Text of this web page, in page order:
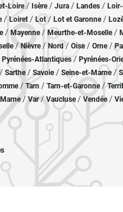
Loire/ Isère/ Jura / Landes /
/ Loiret / Lot/ Lot et Garonne/
/ Mayenne/ Meurthe-et-Moselle/
/ Nièvre / Nord/ Oise / Orne/
Pyrénées-Atlantiques / Pyrénées-
Sarthe/ Savoie/ Seine-et-Marne/
/ Tarn / Tarn-et-Garonne/
/Var/Vaucluse/ Vendée/